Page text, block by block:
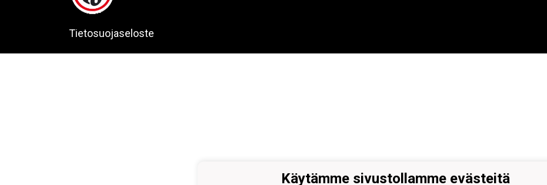
Tietosuojaseloste
Käytämme sivustollamme evästeitä